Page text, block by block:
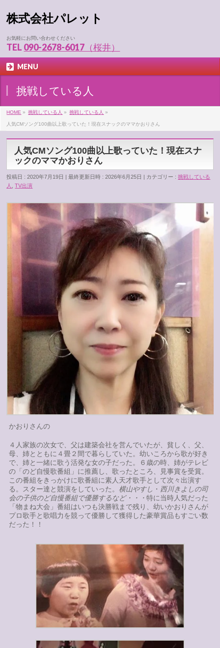
株式会社パレット
お気軽にお問い合わせください
TEL 090-2678-6017（桜井）
MENU
挑戦している人
HOME » 挑戦している人 » 挑戦している人 »
人気CMソング100曲以上歌っていた！現在スナックのママかおりさん
人気CMソング100曲以上歌っていた！現在スナ
ックのママかおりさん
投稿日 : 2020年7月19日 最終更新日時 : 2026年6月25日 カテゴリー :挑戦している
人
,TV出演
かおりさんの
４人家族の次女で、父は建築会社を営んでいたが、貧しく、父、
母、姉とともに４畳２間で暮らしていた。幼いころから歌が好き
で、姉と一緒に歌う活発な女の子だった。６歳の時、姉がテレビ
の「のど自慢歌番組」に推薦し、歌ったところ、見事賞を受賞。
この番組をきっかけに歌番組に素人天才歌手として次々出演す
る。スター達と競演をしていった。 横山やすし ・ 西川きよしの司
会の子供のど自慢番組で優勝するなど・・・特に当時人気だった
「物まね大会」番組はいつも決勝戦まで残り、幼いかおりさんが
プロ歌手と歌唱力を競って優勝して獲得した豪華賞品もすごい数
だった！！